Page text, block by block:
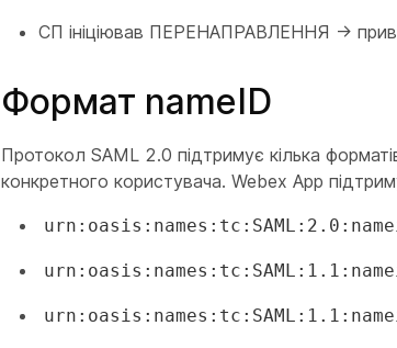
СП ініціював ПЕРЕНАПРАВЛЕННЯ ->
Формат nameID
Протокол SAML 2.0 підтримує кілька
конкретного користувача. Webex App